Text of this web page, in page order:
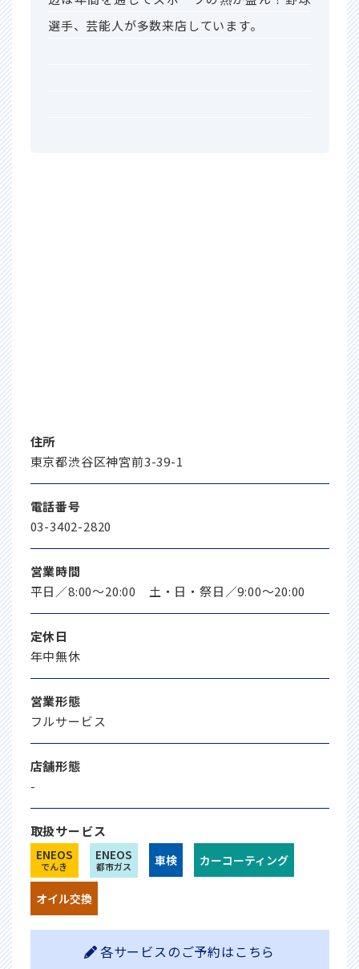
選手、芸能人が多数来店しています。
住所
東京都渋谷区神宮前3-39-1
電話番号
03-3402-2820
営業時間
平日／8:00～20:00 土・日・祭日／9:00～20:00
定休日
年中無休
営業形態
フルサービス
店舗形態
-
取扱サービス
ENEOS
でんき
ENEOS
都市ガス 車検 カーコーティング
オイル交換
各サービスのご予約はこちら